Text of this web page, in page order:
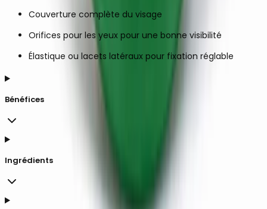
Couverture complète du visage
Orifices pour les yeux pour une bonne visibilité
Élastique ou lacets latéraux pour fixation réglable
Bénéfices
Ingrédients